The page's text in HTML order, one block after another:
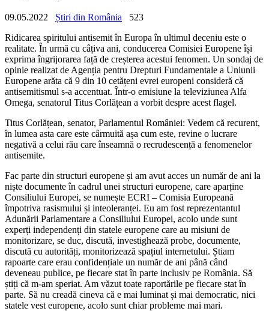
09.05.2022 Știri din România
523
Ridicarea spiritului antisemit în Europa în ultimul deceniu este o
realitate. În urmă cu câțiva ani, conducerea Comisiei Europene își
exprima îngrijorarea față de creșterea acestui fenomen. Un sondaj de
opinie realizat de Agenția pentru Drepturi Fundamentale a Uniunii
Europene arăta că 9 din 10 cetățeni evrei europeni consideră că
antisemitismul s-a accentuat. Într-o emisiune la televiziunea Alfa
Omega, senatorul Titus Corlățean a vorbit despre acest flagel.
Titus Corlățean, senator, Parlamentul României: Vedem că recurent,
în lumea asta care este cârmuită așa cum este, revine o lucrare
negativă a celui rău care înseamnă o recrudescență a fenomenelor
antisemite.
Fac parte din structuri europene și am avut acces un număr de ani la
niște documente în cadrul unei structuri europene, care aparține
Consiliului Europei, se numește ECRI – Comisia Europeană
împotriva rasismului și inteoleranței. Eu am fost reprezentantul
Adunării Parlamentare a Consiliului Europei, acolo unde sunt
experți independenți din statele europene care au misiuni de
monitorizare, se duc, discută, investighează probe, documente,
discută cu autorități, monitorizează spațiul internetului. Știam
rapoarte care erau confidențiale un număr de ani până când
deveneau publice, pe fiecare stat în parte inclusiv pe România. Să
știți că m-am speriat. Am văzut toate raportările pe fiecare stat în
parte. Să nu creadă cineva că e mai luminat și mai democratic, nici
statele vest europene, acolo sunt chiar probleme mai mari.